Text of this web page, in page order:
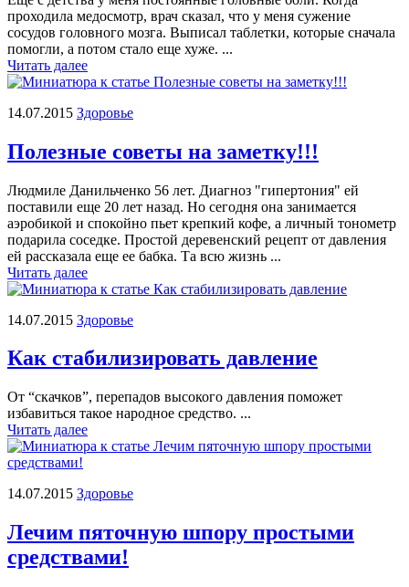
проходила медосмотр, врач сказал, что у меня сужение
сосудов головного мозга. Выписал таблетки, которые сначала
помогли, а потом стало еще хуже. ...
Читать далее
14.07.2015 Здоровье
Полезные советы на заметку!!!
Людмиле Данильченко 56 лет. Диагноз "гипертония" ей
поставили еще 20 лет назад. Но сегодня она занимается
аэробикой и спокойно пьет крепкий кофе, а личный тонометр
подарила соседке. Простой деревенский рецепт от давления
ей рассказала еще ее бабка. Та всю жизнь ...
Читать далее
14.07.2015 Здоровье
Как стабилизировать давление
От “скачков”, перепадов высокого давления поможет
избавиться такое народное средство. ...
Читать далее
14.07.2015 Здоровье
Лечим пяточную шпору простыми
средствами!